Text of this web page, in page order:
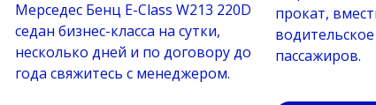
Мерседес Бенц Е-Class W213 220D
седан бизнес-класса на сутки,
несколько дней и по договору до
года свяжитесь с менеджером.
прокат,
пассажиров.